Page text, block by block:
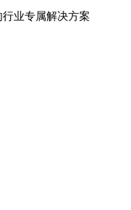
业专属解决方案